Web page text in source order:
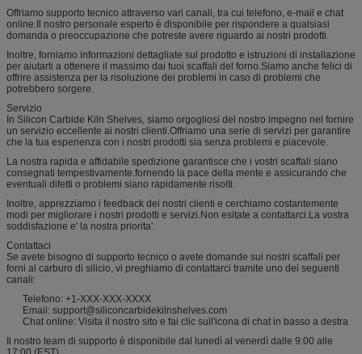
Offriamo supporto tecnico attraverso vari canali, tra cui telefono, e-mail e chat
online.Il nostro personale esperto è disponibile per rispondere a qualsiasi
domanda o preoccupazione che potreste avere riguardo ai nostri prodotti.
Inoltre, forniamo informazioni dettagliate sul prodotto e istruzioni di installazione
per aiutarti a ottenere il massimo dai tuoi scaffali del forno.Siamo anche felici di
offrire assistenza per la risoluzione dei problemi in caso di problemi che
potrebbero sorgere.
Servizio
In Silicon Carbide Kiln Shelves, siamo orgogliosi del nostro impegno nel fornire
un servizio eccellente ai nostri clienti.Offriamo una serie di servizi per garantire
che la tua esperienza con i nostri prodotti sia senza problemi e piacevole.
La nostra rapida e affidabile spedizione garantisce che i vostri scaffali siano
consegnati tempestivamente.fornendo la pace della mente e assicurando che
eventuali difetti o problemi siano rapidamente risolti.
Inoltre, apprezziamo i feedback dei nostri clienti e cerchiamo costantemente
modi per migliorare i nostri prodotti e servizi.Non esitate a contattarci.La vostra
soddisfazione e' la nostra priorita'.
Contattaci
Se avete bisogno di supporto tecnico o avete domande sui nostri scaffali per
forni al carburo di silicio, vi preghiamo di contattarci tramite uno dei seguenti
canali:
Telefono: +1-XXX-XXX-XXXX
Email: support@siliconcarbidekilnshelves.com
Chat online: Visita il nostro sito e fai clic sull'icona di chat in basso a destra
Il nostro team di supporto è disponibile dal lunedì al venerdì dalle 9:00 alle